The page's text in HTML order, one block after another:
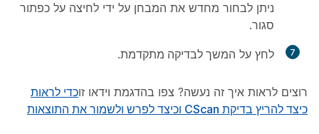
ניתן לבחור מחדש את המבחן על ידי לחיצה על כפתור
סגור.
7 לחץ על המשך לבדיקה מתקדמת.
רוצים לראות איך זה נעשה? צפו בהדגמת וידאו זוכדי לראות
כיצד להריץ בדיקת CScan וכיצד לפרש ולשמור את התוצאות